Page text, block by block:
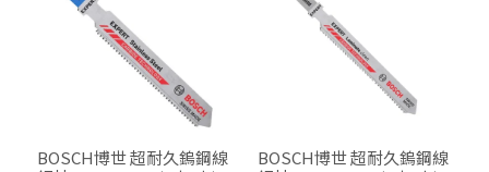
BOSCH博世 超耐久鎢鋼線
BOSCH博世 超耐久鎢鋼線